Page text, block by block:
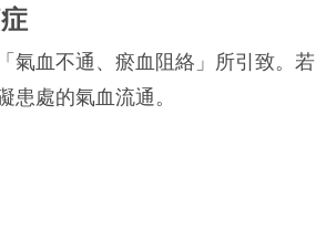
氣血不通、瘀血阻絡」所引致。若
處的氣血流通。